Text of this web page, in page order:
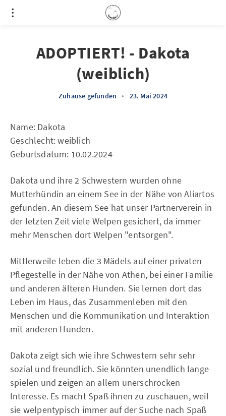
ADOPTIERT! - Dakota
(weiblich)
Zuhause gefunden • 23. Mai 2024
Name: Dakota
Geschlecht: weiblich
Geburtsdatum: 10.02.2024
Dakota und ihre 2 Schwestern wurden ohne
Mutterhündin an einem See in der Nähe von Aliartos
gefunden. An diesem See hat unser Partnerverein in
der letzten Zeit viele Welpen gesichert, da immer
mehr Menschen dort Welpen "entsorgen".
Mittlerweile leben die 3 Mädels auf einer privaten
Pflegestelle in der Nähe von Athen, bei einer Familie
und anderen älteren Hunden. Sie lernen dort das
Leben im Haus, das Zusammenleben mit den
Menschen und die Kommunikation und Interaktion
mit anderen Hunden.
Dakota zeigt sich wie ihre Schwestern sehr sehr
sozial und freundlich. Sie könnten unendlich lange
spielen und zeigen an allem unerschrocken
Interesse. Es macht Spaß ihnen zu zuschauen, weil
sie welpentypisch immer auf der Suche nach Spaß